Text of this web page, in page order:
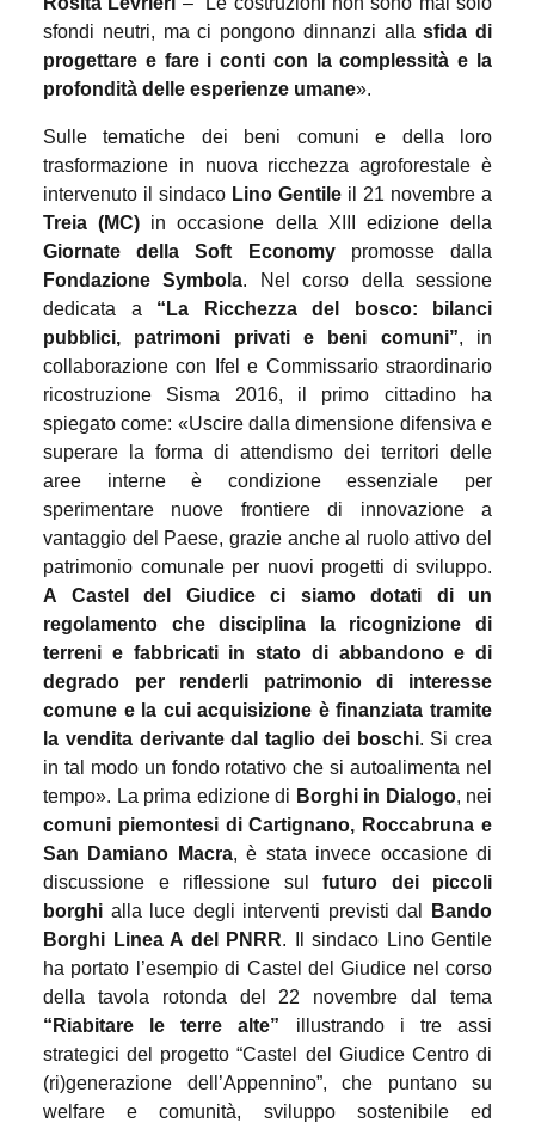
sfondi neutri, ma ci pongono dinnanzi allasfida di
progettare e fare i conti con la complessità e la
profondità delle esperienze umane».
Sulle tematiche dei beni comuni e della loro
trasformazione in nuova ricchezza agroforestale è
intervenuto il sindaco Lino Gentile il 21 novembre a
Treia (MC) in occasione della XIII edizione della
Giornate della Soft Economypromosse dalla
Fondazione Symbola. Nel corso della sessione
dedicata a “La Ricchezza del bosco: bilanci
pubblici, patrimoni privati e beni comuni”, in
collaborazione con Ifel e Commissario straordinario
ricostruzione Sisma 2016, il primo cittadino ha
spiegato come: «Uscire dalla dimensione difensiva e
superare la forma di attendismo dei territori delle
aree interne è condizione essenziale per
sperimentare nuove frontiere di innovazione a
vantaggio del Paese, grazie anche al ruolo attivo del
patrimonio comunale per nuovi progetti di sviluppo.
A Castel del Giudice ci siamo dotati di un
regolamento che disciplina la ricognizione di
terreni e fabbricati in stato di abbandono e di
degrado per renderli patrimonio di interesse
comune e la cui acquisizione è finanziata tramite
la vendita derivante dal taglio dei boschi. Si crea
in tal modo un fondo rotativo che si autoalimenta nel
tempo». La prima edizione di Borghi in Dialogo, nei
comuni piemontesi di Cartignano, Roccabruna e
San Damiano Macra, è stata invece occasione di
discussione e riflessione sul futuro dei piccoli
borghi alla luce degli interventi previsti dal
Bando
Borghi Linea A del PNRR. Il sindaco Lino Gentile
ha portato l’esempio di Castel del Giudice nel corso
della tavola rotonda del 22 novembre dal tema
“Riabitare le terre alte” illustrando i tre assi
strategici del progetto “Castel del Giudice Centro di
(ri)generazione dell’Appennino”, che puntano su
welfare e comunità, sviluppo sostenibile ed